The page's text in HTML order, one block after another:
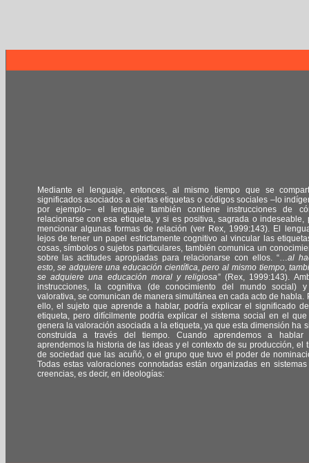
Mediante el lenguaje, entonces, al mismo tiempo que se
significados asociados a ciertas etiquetas o códigos sociales –lo
por ejemplo– el lenguaje también contiene instrucciones de
relacionarse con esa etiqueta, y si es positiva, sagrada o indeseable,
mencionar algunas formas de relación (ver Rex, 1999:143). El
lejos de tener un papel estrictamente cognitivo al vincular las
cosas, símbolos o sujetos particulares, también comunica un
sobre las actitudes apropiadas para relacionarse con ellos. “…al
esto, se adquiere una educación científica, pero al mismo tiempo,
se adquiere una educación moral y religiosa” (Rex, 1999:143).
instrucciones, la cognitiva (de conocimiento del mundo social)
valorativa, se comunican de manera simultánea en cada acto de habla.
ello, el sujeto que aprende a hablar, podría explicar el significado
etiqueta, pero difícilmente podría explicar el sistema social en el
genera la valoración asociada a la etiqueta, ya que esta dimensión ha
construida a través del tiempo. Cuando aprendemos a hablar
aprendemos la historia de las ideas y el contexto de su producción, el
de sociedad que las acuñó, o el grupo que tuvo el poder de
Todas estas valoraciones connotadas están organizadas en
creencias, es decir, en ideologías: